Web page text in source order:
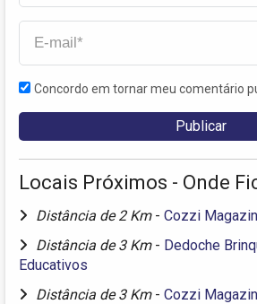
Concordo em tornar meu comentário
Locais Próximos - Onde
Distância de 2 Km - Cozzi
Distância de 3 Km - Dedoche
Educativos
Distância de 3 Km - Cozzi